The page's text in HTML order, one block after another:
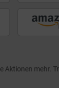
Aktionen mehr.